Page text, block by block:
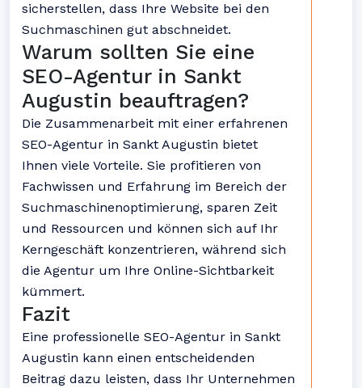
sicherstellen, dass Ihre Website bei den
Suchmaschinen gut abschneidet.
Warum sollten Sie eine
SEO-Agentur in Sankt
Augustin beauftragen?
Die Zusammenarbeit mit einer erfahrenen
SEO-Agentur in Sankt Augustin bietet
Ihnen viele Vorteile. Sie profitieren von
Fachwissen und Erfahrung im Bereich der
Suchmaschinenoptimierung, sparen Zeit
und Ressourcen und können sich auf Ihr
Kerngeschäft konzentrieren, während sich
die Agentur um Ihre Online-Sichtbarkeit
kümmert.
Fazit
Eine professionelle SEO-Agentur in Sankt
Augustin kann einen entscheidenden
Beitrag dazu leisten, dass Ihr Unternehmen